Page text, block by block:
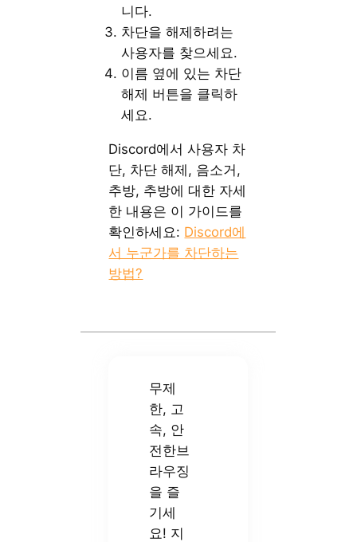
니다.
차단을 해제하려는
사용자를 찾으세요.
이름 옆에 있는 차단
해제 버튼을 클릭하
세요.
Discord에서 사용자 차
단, 차단 해제, 음소거,
추방, 추방에 대한 자세
한 내용은 이 가이드를
확인하세요: Discord에
서 누군가를 차단하는
방법?
무제
한, 고
속, 안
전한브
라우징
을 즐
기세
요! 지